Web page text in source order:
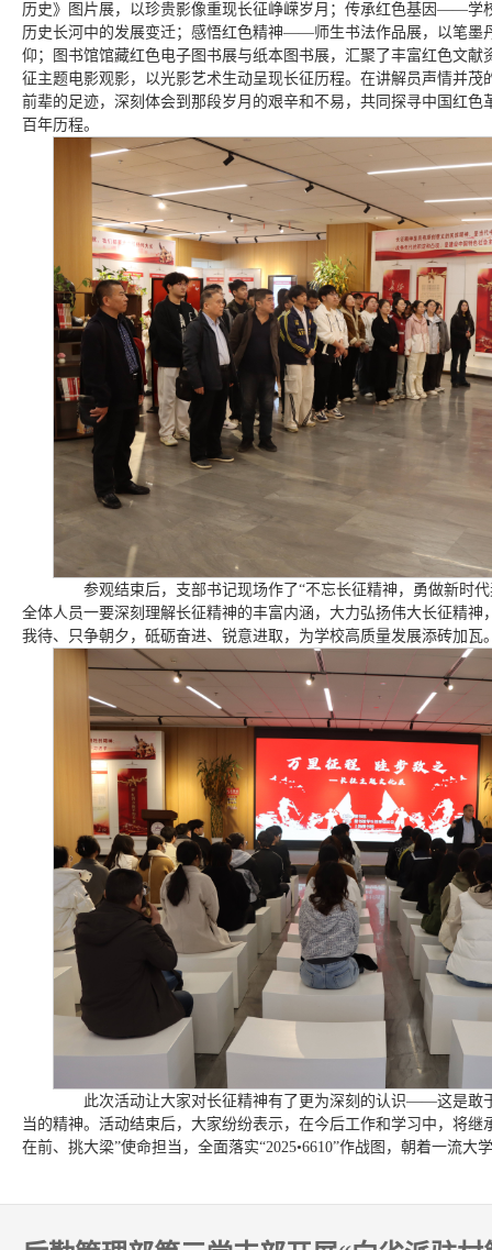
历史》图片展，以珍贵影像重现长征峥嵘岁月；传承红色基因——学
历史长河中的发展变迁；感悟红色精神——师生书法作品展，以笔墨
仰；图书馆馆藏红色电子图书展与纸本图书展，汇聚了丰富红色文
征主题电影观影，以光影艺术生动呈现长征历程。在讲解员声情并茂
前辈的足迹，深刻体会到那段岁月的艰辛和不易，共同探寻中国红色
百年历程。
参观结束后，支部书记现场作了“不忘长征精神，勇做新时代
全体人员一要深刻理解长征精神的丰富内涵，大力弘扬伟大长征精神
我待、只争朝夕，砥砺奋进、锐意进取，为学校高质量发展添砖加瓦
此次活动让大家对长征精神有了更为深刻的认识——这是敢
当的精神。活动结束后，大家纷纷表示，在今后工作和学习中，将继
在前、挑大梁”使命担当，全面落实“2025•6610”作战图，朝着一流大